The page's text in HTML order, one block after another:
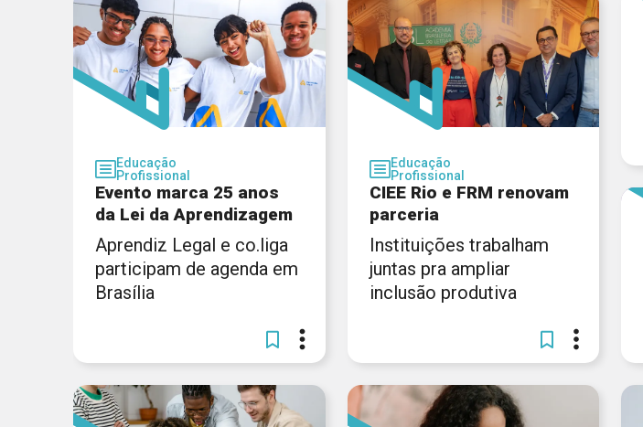
Educação
Profissional
Evento marca 25 anos
da Lei da Aprendizagem
Aprendiz Legal e co.liga
participam de agenda em
Brasília
Educação
Profissional
CIEE Rio e FRM renovam
parceria
Instituições trabalham
juntas pra ampliar
inclusão produtiva